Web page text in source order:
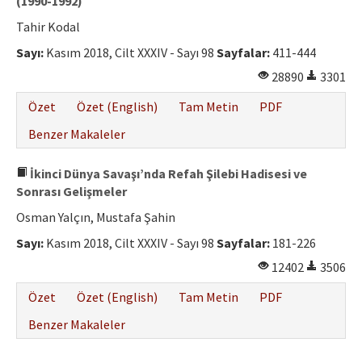
Etik İlkeler
Yazar Rehberi
İletişim
Tahir Kodal
Sayı: Kasım 2018, Cilt XXXIV - Sayı 98 Sayfalar: 411-444
28890
3301
Özet
Özet (English) Tam Metin
PDF
Benzer Makaleler
İkinci Dünya Savaşı’nda Refah Şilebi Hadisesi ve
Sonrası Gelişmeler
Osman Yalçın, Mustafa Şahin
Sayı: Kasım 2018, Cilt XXXIV - Sayı 98 Sayfalar: 181-226
12402
3506
Özet
Özet (English) Tam Metin
PDF
Benzer Makaleler